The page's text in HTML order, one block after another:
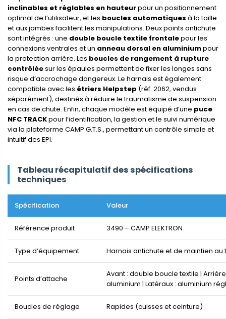
inclinables et réglables en hauteurpour un positionnement
optimal de l’utilisateur, et les boucles automatiques à la taille
et aux jambes facilitent les manipulations. Deux points antichute
sont intégrés : une double boucle textile frontalepour les
connexions ventrales et un anneau dorsal en aluminiumpour
la protection arrière. Les boucles de rangement à rupture
contrôléesur les épaules permettent de fixer les longes sans
risque d’accrochage dangereux. Le harnais est également
compatible avec les étriers Helpstep (réf. 2062, vendus
séparément), destinés à réduire le traumatisme de suspension
en cas de chute. Enfin, chaque modèle est équipé d’une puce
NFC TRACKpour l’identification, la gestion et le suivi numérique
via la plateforme CAMP G.T.S., permettant un contrôle simple et
intuitif des EPI.
Tableau récapitulatif des spécifications
techniques
Spécification Valeur
Référence produit 3490 – CAMP ELEKTRON
Type d’équipement Harnais antichute et de maintien au
Points d’attache
Avant : double boucle textile |
aluminium | Latéraux : aluminium
Boucles de réglage Rapides (cuisses et ceinture)